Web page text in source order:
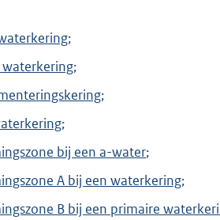
;
;
;
;
bij een a-water;
A bij een waterkering;
B bij een primaire